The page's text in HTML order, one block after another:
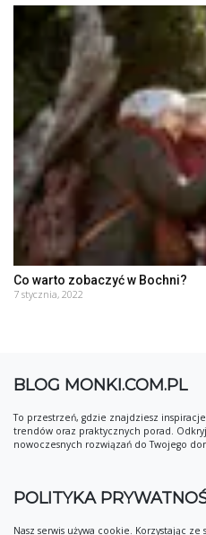
Co warto zobaczyć w Bochni?
7 stycznia, 2022
BLOG MONKI.COM.PL
To przestrzeń, gdzie znajdziesz
trendów oraz praktycznych porad.
nowoczesnych rozwiązań do Twojego
POLITYKA
Nasz serwis używa cookie. Korzystając